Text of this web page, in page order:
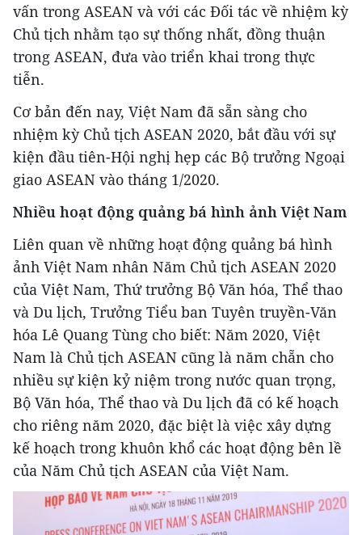
vấn trong ASEAN và với các Đối tác về nhiệm kỳ
Chủ tịch nhằm tạo sự thống nhất, đồng thuận
trong ASEAN, đưa vào triển khai trong thực
tiễn.
Cơ bản đến nay, Việt Nam đã sẵn sàng cho
nhiệm kỳ Chủ tịch ASEAN 2020, bắt đầu với sự
kiện đầu tiên-Hội nghị hẹp các Bộ trưởng Ngoại
giao ASEAN vào tháng 1/2020.
Nhiều hoạt động quảng bá hình ảnh Việt Nam
Liên quan về những hoạt động quảng bá hình
ảnh Việt Nam nhân Năm Chủ tịch ASEAN 2020
của Việt Nam, Thứ trưởng Bộ Văn hóa, Thể thao
và Du lịch, Trưởng Tiểu ban Tuyên truyền-Văn
hóa Lê Quang Tùng cho biết: Năm 2020, Việt
Nam là Chủ tịch ASEAN cũng là năm chẵn cho
nhiều sự kiện kỷ niệm trong nước quan trọng,
Bộ Văn hóa, Thể thao và Du lịch đã có kế hoạch
cho riêng năm 2020, đặc biệt là việc xây dựng
kế hoạch trong khuôn khổ các hoạt động bên lề
của Năm Chủ tịch ASEAN của Việt Nam.